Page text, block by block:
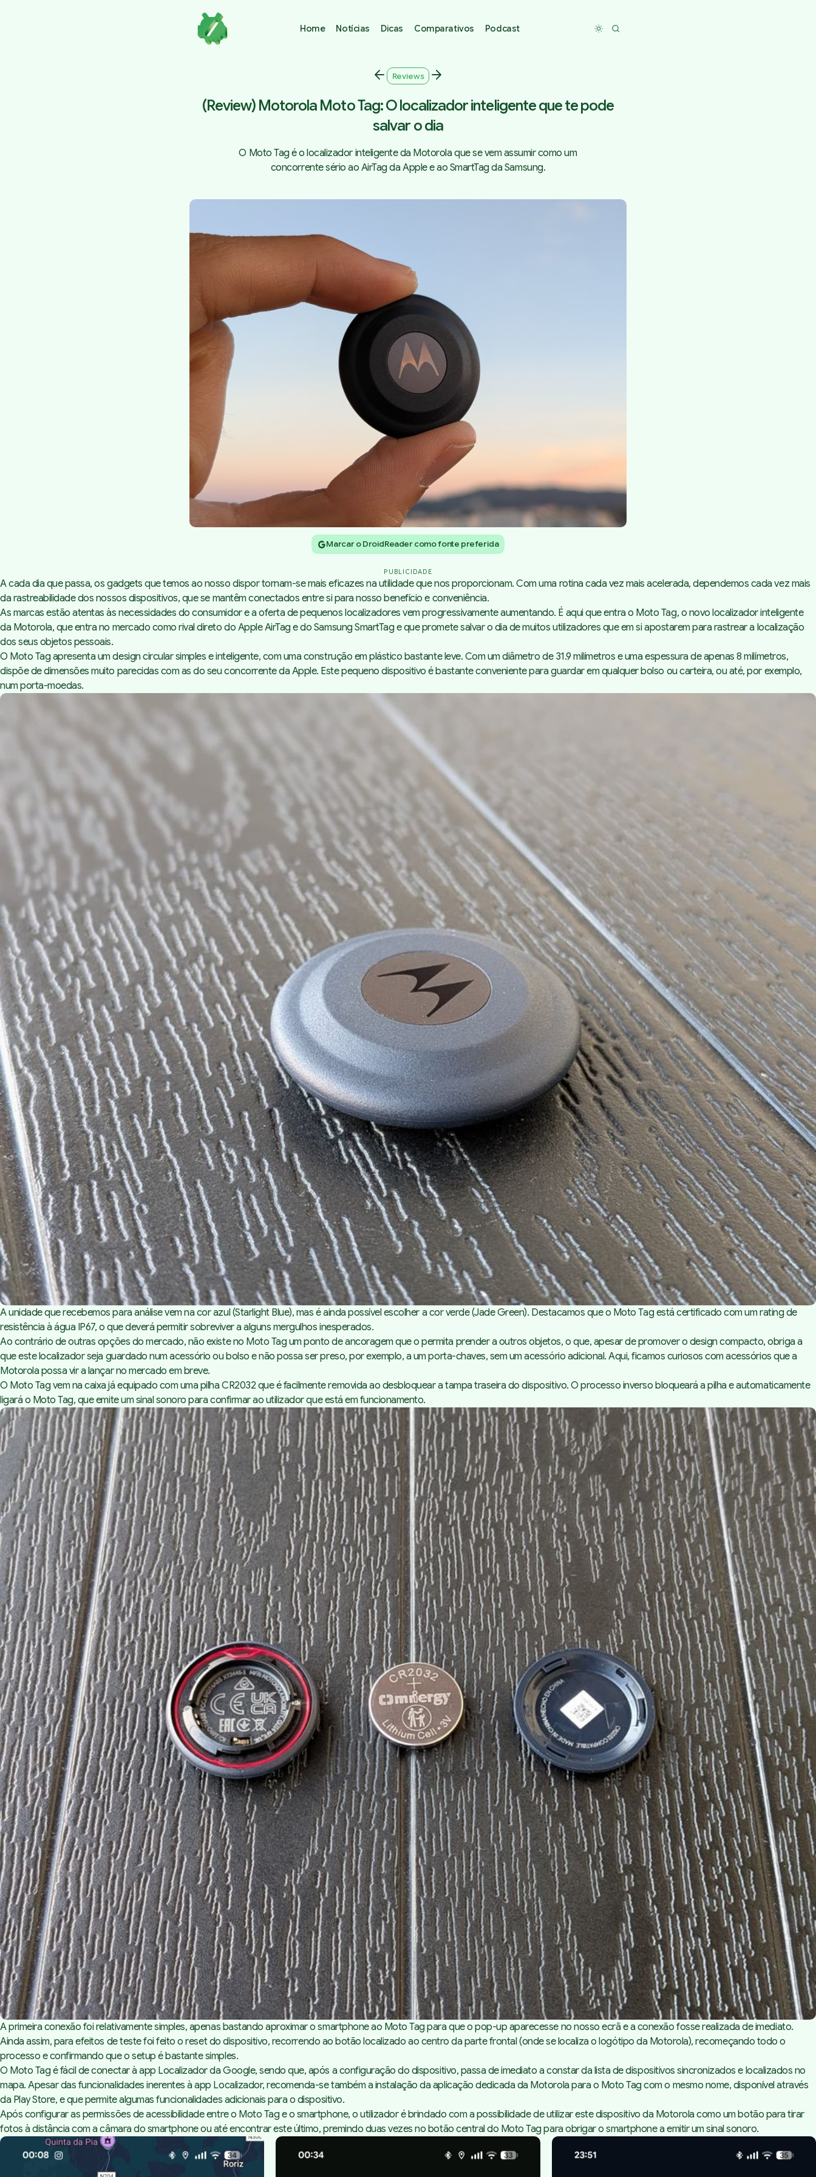
Home Notícias Dicas Comparativos Podcast Toggle dark mode
Reviews
(Review) Motorola Moto Tag: O localizador inteligente que te pode
salvar o dia
O Moto Tag é o localizador inteligente da Motorola que se vem assumir como um
concorrente sério ao AirTag da Apple e ao SmartTag da Samsung.
Marcar o DroidReader como fonte preferida
PUBLICIDADE
A cada dia que passa, os gadgets que temos ao nosso dispor tornam-se mais eficazes na utilidade que nos proporcionam. Com uma rotina cada vez mais acelerada, dependemos cada vez mais
da rastreabilidade dos nossos dispositivos, que se mantêm conectados entre si para nosso benefício e conveniência.
As marcas estão atentas às necessidades do consumidor e a oferta de pequenos localizadores vem progressivamente aumentando. É aqui que entra o Moto Tag, o novo localizador inteligente
da Motorola, que entra no mercado como rival direto do Apple AirTage do Samsung SmartTag e que promete salvar o dia de muitos utilizadores que em si apostarem para rastrear a localização
dos seus objetos pessoais.
O Moto Tag apresenta um design circular simples e inteligente, com uma construção em plástico bastante leve. Com um diâmetro de 31.9 milímetros e uma espessura de apenas 8 milímetros,
dispõe de dimensões muito parecidas com as do seu concorrente da Apple. Este pequeno dispositivo é bastante conveniente para guardar em qualquer bolso ou carteira, ou até, por exemplo,
num porta-moedas.
A unidade que recebemos para análise vem na cor azul (Starlight Blue), mas é ainda possível escolher a cor verde (Jade Green). Destacamos que o Moto Tag está certificado com um rating de
resistência à água IP67, o que deverá permitir sobreviver a alguns mergulhos inesperados.
Ao contrário de outras opções do mercado, não existe no Moto Tag um ponto de ancoragem que o permita prender a outros objetos, o que, apesar de promover o design compacto, obriga a
que este localizador seja guardado num acessório ou bolso e não possa ser preso, por exemplo, a um porta-chaves, sem um acessório adicional. Aqui, ficamos curiosos com acessórios que a
Motorola possa vir a lançar no mercado em breve.
O Moto Tag vem na caixa já equipado com uma pilha CR2032 que é facilmente removida ao desbloquear a tampa traseira do dispositivo. O processo inverso bloqueará a pilha e automaticamente
ligará o Moto Tag, que emite um sinal sonoro para confirmar ao utilizador que está em funcionamento.
A primeira conexão foi relativamente simples, apenas bastando aproximar o smartphone ao Moto Tag para que o pop-up aparecesse no nosso ecrã e a conexão fosse realizada de imediato.
Ainda assim, para efeitos de teste foi feito o reset do dispositivo, recorrendo ao botão localizado ao centro da parte frontal (onde se localiza o logótipo da Motorola), recomeçando todo o
processo e confirmando que o setup é bastante simples.
O Moto Tag é fácil de conectar à app Localizador da Google, sendo que, após a configuração do dispositivo, passa de imediato a constar da lista de dispositivos sincronizados e localizados no
mapa. Apesar das funcionalidades inerentes à app Localizador, recomenda-se também a instalação da aplicação dedicada da Motorola para o Moto Tag com o mesmo nome, disponível através
da Play Store, e que permite algumas funcionalidades adicionais para o dispositivo.
Após configurar as permissões de acessibilidade entre o Moto Tag e o smartphone, o utilizador é brindado com a possibilidade de utilizar este dispositivo da Motorola como um botão para tirar
fotos à distância com a câmara do smartphone ou até encontrar este último, premindo duas vezes no botão central do Moto Tag para obrigar o smartphone a emitir um sinal sonoro.